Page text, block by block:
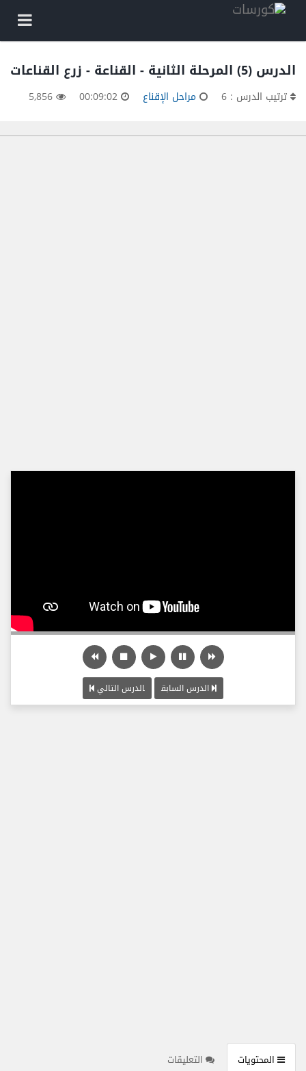
الدرس (5) المرحلة الثانية - القناعة - زرع القناعات
ترتيب الدرس : 6 مراحل الإقناع
الدرس السابق الدرس التالي
المحتويات التعليقات